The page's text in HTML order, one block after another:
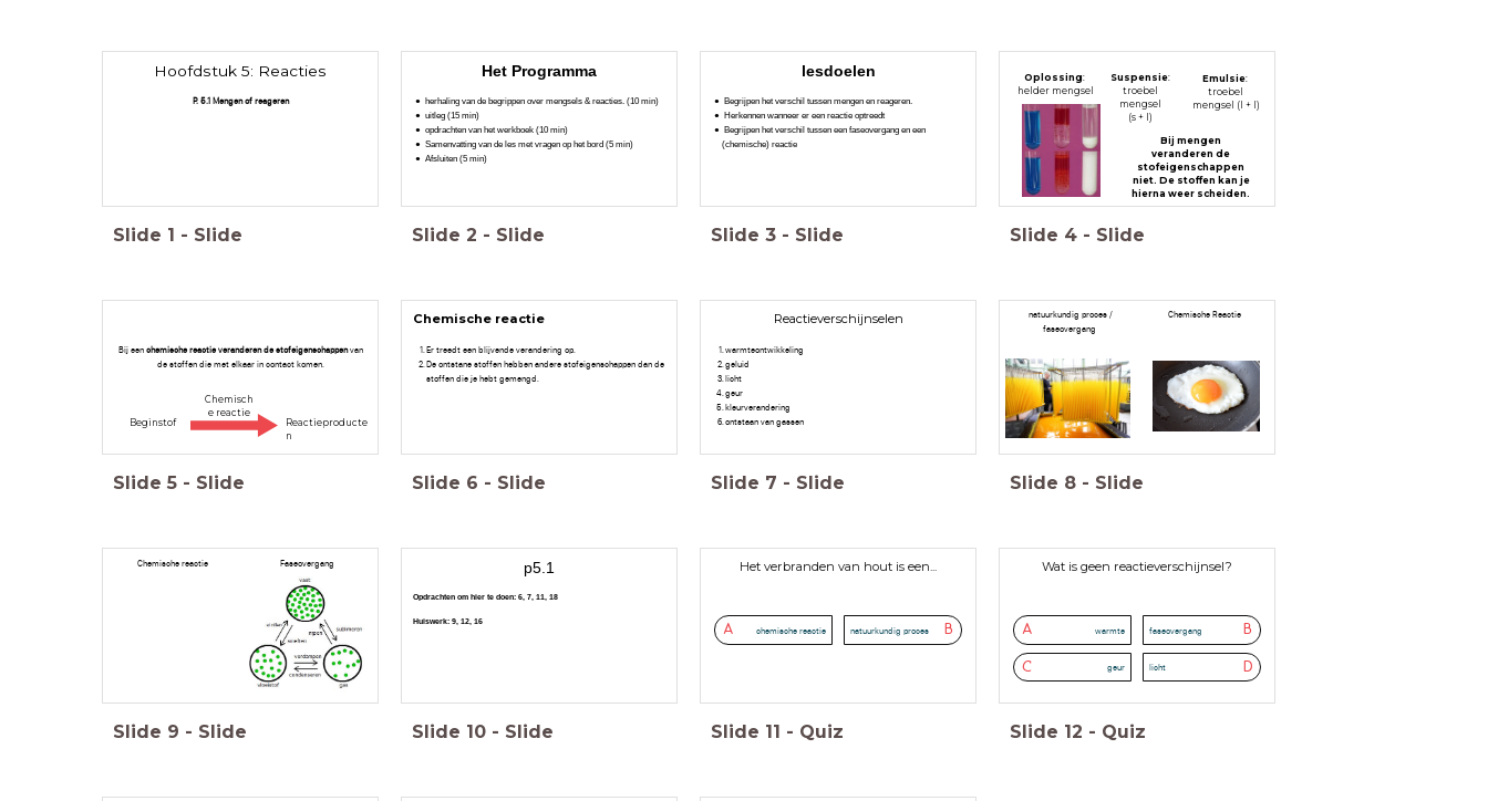
Hoofdstuk 5: Reacties
P. 5.1 Mengen of reageren
Slide 1 - Slide
Het Programma
herhaling van de begrippen over mengsels & reacties. (10 min)
uitleg (15 min)
opdrachten van het werkboek (10 min)
Samenvatting van de les met vragen op het bord (5 min)
Afsluiten (5 min)
Slide 2 - Slide
lesdoelen
Begrijpen het verschil tussen mengen en reageren.
Herkennen wanneer er een reactie optreedt
Begrijpen het verschil tussen een faseovergang en een
(chemische) reactie
Slide 3 - Slide
Oplossing:
helder mengsel
Suspensie:
troebel
mengsel
(s + l)
Emulsie:
troebel
mengsel (l + l)
Bij mengen
veranderen de
stofeigenschappen
niet. De stoffen kan je
hierna weer scheiden.
Slide 4 - Slide
Bij een chemische reactie veranderen de stofeigenschappenvan
de stoffen die met elkaar in contact komen.
Beginstof
Reactieproducte
n
Chemisch
e reactie
Slide 5 - Slide
Chemische reactie
Er treedt een blijvende verandering op.
De ontstane stoffen hebben andere stofeigenschappen dan de
stoffen die je hebt gemengd.
Slide 6 - Slide
Reactieverschijnselen
warmteontwikkeling
geluid
licht
geur
kleurverandering
ontstaan van gassen
Slide 7 - Slide
natuurkundig proces /
faseovergang
Chemische Reactie
Slide 8 - Slide
Chemische reactie Faseovergang
Slide 9 - Slide
p5.1
Opdrachten om hier te doen: 6, 7, 11, 18
Huiswerk: 9, 12, 16
Slide 10 - Slide
Het verbranden van hout is een...
A chemische reactie B
natuurkundig proces
Slide 11 - Quiz
Wat is geen reactieverschijnsel?
A warmte B
faseovergang
C geur D
licht
Slide 12 - Quiz